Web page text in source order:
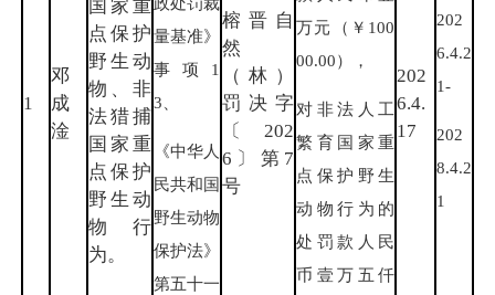
1
邓
成
淦
国家重
点保护
野生动
物、非
法猎捕
国家重
点保护
野生动
物行
为。
量基准》
事项1
3、
《中华人
民共和国
野生动物
保护法》
第五十一
榕晋自
然
（林）
罚决字
〔202
6〕第7
号
万元（￥100
00.00），
对非法人工
繁育国家重
点保护野生
动物行为的
处罚款人民
币壹万五仟
202
6.4.
17
202
6.4.2
1-
202
8.4.2
1